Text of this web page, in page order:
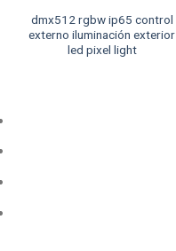
dmx512 rgbw ip65 control
externo iluminación exterior
led pixel light